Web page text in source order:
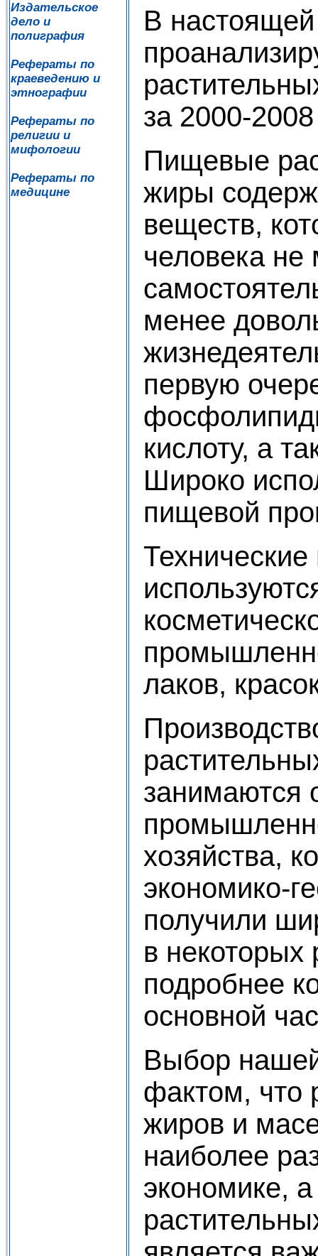
Издательское
дело и
полиграфия
Рефераты по
краеведению и
этнографии
Рефераты по
религии и
мифологии
Рефераты по
медицине
В
за 2000-
Пищевые
жиры
веществ,
человека
менее
первую
кислоту, а
Широко
пищевой
лаков,
занимаются
хозяйства,
экономико-
получили
в некоторых
подробнее
основной
Выбор
фактом, что
жиров и
наиболее
экономике,